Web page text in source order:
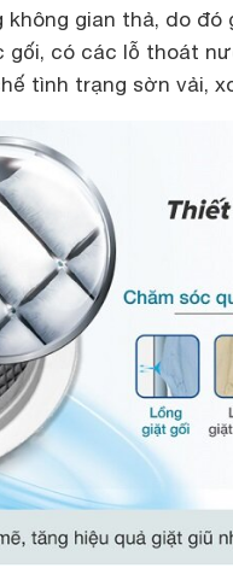
gian thả, do đó
gối, có các lỗ thoát
tình trạng sờn vải,